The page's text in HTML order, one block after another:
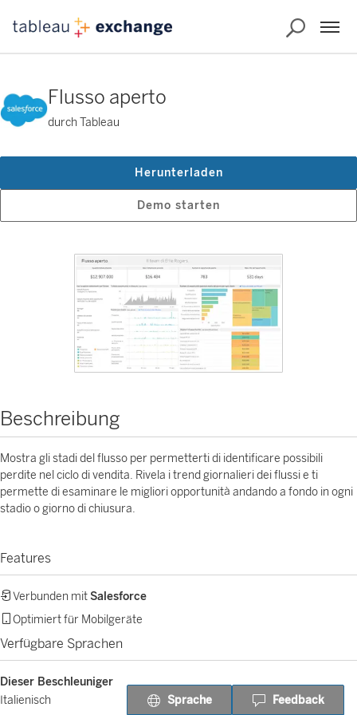
Flusso aperto
durch Tableau
Demo starten
Herunterladen
Beschreibung
Mostra gli stadi del flusso per permetterti di identificare possibili
perdite nel ciclo di vendita. Rivela i trend giornalieri dei flussi e ti
permette di esaminare le migliori opportunità andando a fondo in ogni
stadio o giorno di chiusura.
Features
Verbunden mitSalesforce
Optimiert für Mobilgeräte
Verfügbare Sprachen
Dieser Beschleuniger
Italienisch
Sprache Feedback